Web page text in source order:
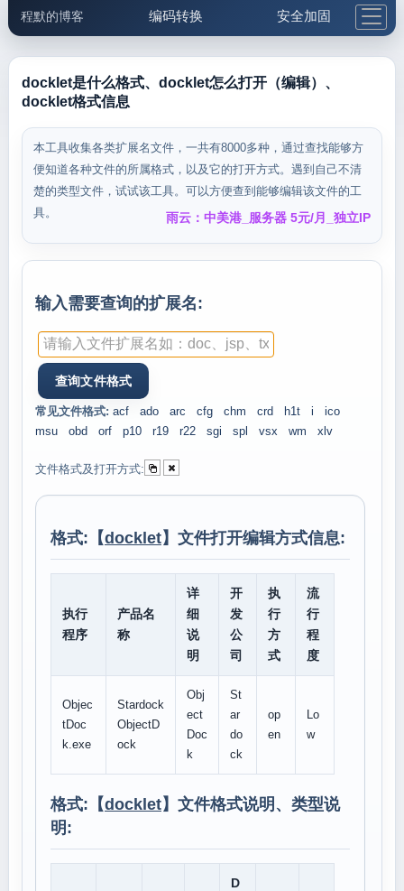
程默的博客 编码转换 安全加固
邮件工具 生活便民 更多工具
docklet是什么格式、docklet怎么打开（编辑）、
docklet格式信息
本工具收集各类扩展名文件，一共有8000多种，通过查找能够方
便知道各种文件的所属格式，以及它的打开方式。遇到自己不清
楚的类型文件，试试该工具。可以方便查到能够编辑该文件的工
具。
雨云：中美港_服务器 5元/月_独立IP
输入需要查询的扩展名:
常见文件格式: acf ado arc cfg chm crd h1t i
ico
msu
obd orf p10 r19 r22 sgi spl vsx wm xlv
文件格式及打开方式:
格式:【docklet】文件打开编辑方式信息:
执行
程序
产品名
称
详
细
说
明
开
发
公
司
执
行
方
式
流
行
程
度
Objec
tDoc
k.exe
Stardock
ObjectD
ock
Obj
ect
Doc
k
St
ar
do
ck
op
en
Lo
w
格式:【docklet】文件格式说明、类型说
明:
D